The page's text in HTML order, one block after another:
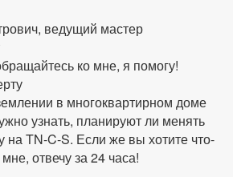
ведущий мастер
ко мне, я помогу!
в многоквартирном доме
узнать, планируют ли менять
на TN-C-S. Если же вы хотите что-
отвечу за 24 часа!